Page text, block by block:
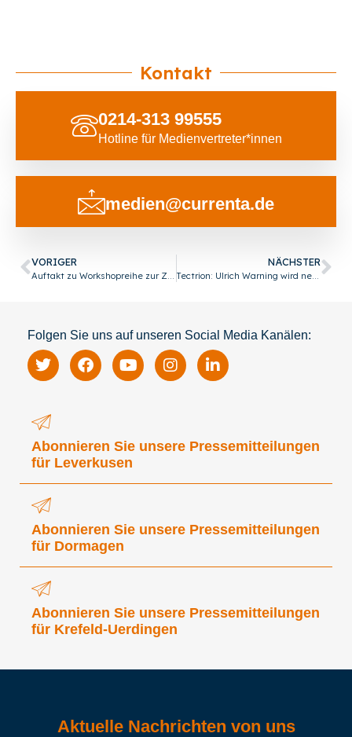
Kontakt
0214-313 99555
Hotline für Medienvertreter*innen
medien@currenta.de
VORIGER
Auftakt zu Workshopreihe zur Zukunft von Bildungsangeboten
NÄCHSTER
Tectrion: Ulrich Warning wird neuer Geschäftsführer
Folgen Sie uns auf unseren Social Media Kanälen:
Abonnieren Sie unsere Pressemitteilungen
für Leverkusen
Abonnieren Sie unsere Pressemitteilungen
für Dormagen
Abonnieren Sie unsere Pressemitteilungen
für Krefeld-Uerdingen
Aktuelle Nachrichten von uns